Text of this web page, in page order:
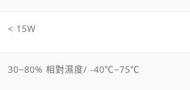
< 15W
30~80% 相對濕度/ -40℃~75℃